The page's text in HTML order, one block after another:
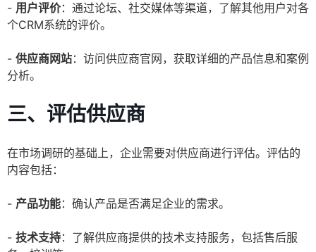
- 用户评价：通过论坛、社交媒体等渠道，了解其他用户对各
个CRM系统的评价。
- 供应商网站：访问供应商官网，获取详细的产品信息和案例
分析。
三、评估供应商
在市场调研的基础上，企业需要对供应商进行评估。评估的
内容包括：
- 产品功能：确认产品是否满足企业的需求。
- 技术支持：了解供应商提供的技术支持服务，包括售后服